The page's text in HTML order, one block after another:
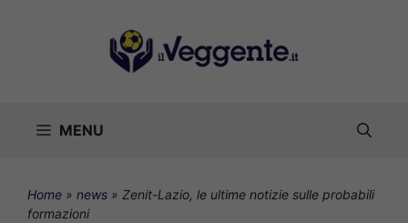
MENU
Home » news » Zenit-Lazio, le ultime notizie sulle probabili
formazioni